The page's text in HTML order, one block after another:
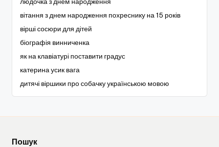
вітання з днем народження похреснику на 15 років
вірші сосюри для дітей
біографія винниченка
як на клавіатурі поставити градус
катерина усик вага
дитячі віршики про собачку українською мовою
Пошук